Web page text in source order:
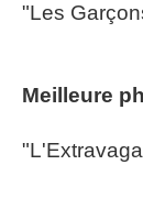
"Les
Meilleure